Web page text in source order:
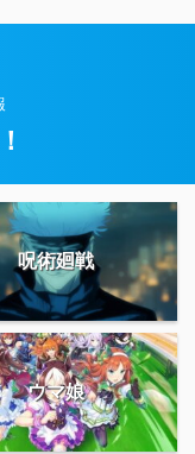
呪術廻戦
ウマ娘